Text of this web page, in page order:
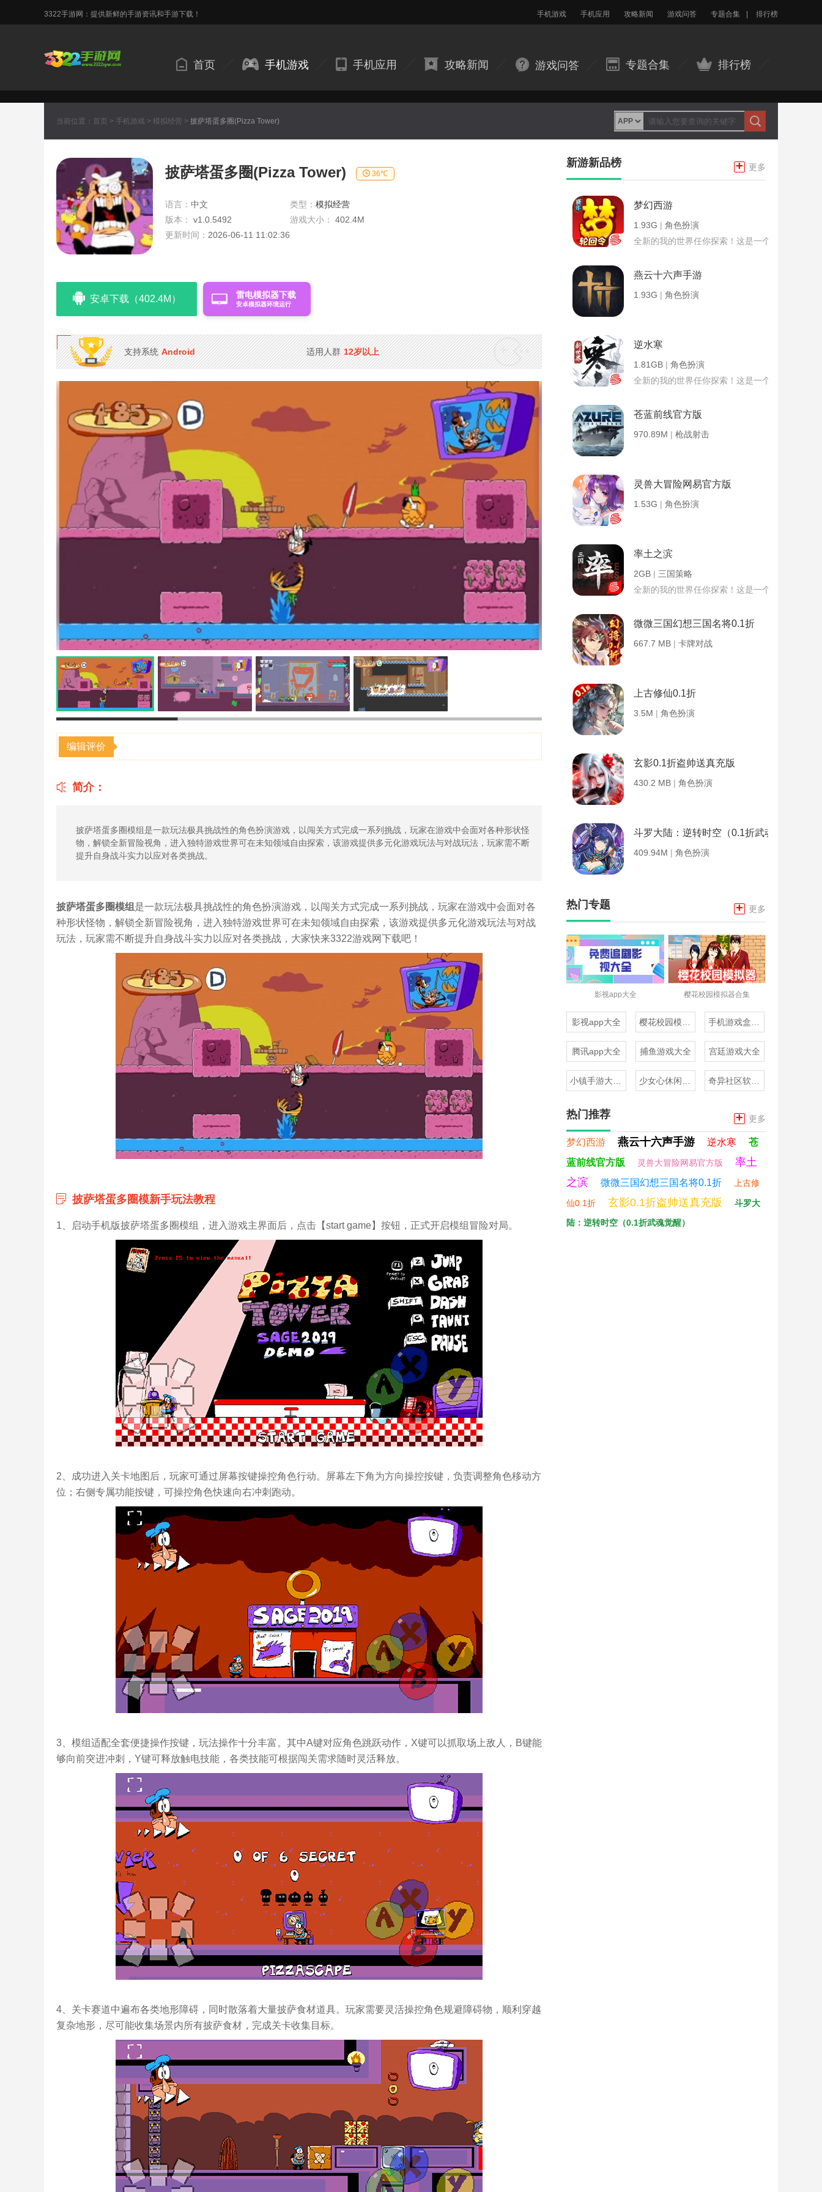
3322手游网：提供新鲜的手游资讯和手游下载！ 手机游戏 手机应用 攻略新闻 游戏问答 专题合集 排行榜
首页 手机游戏 手机应用 攻略新闻 游戏问答 专题合集 排行榜
当前位置： 首页 > 手机游戏 > 模拟经营 > 披萨塔蛋多圈(Pizza Tower)
披萨塔蛋多圈(Pizza Tower) 36℃
语言： 中文 类型： 模拟经营
版本：
v1.0.5492 游戏大小：
402.4M
更新时间： 2026-06-11 11:02:36
安卓下载（402.4M） 雷电模拟器下载
安卓模拟器环境运行
支持系统 Android 适用人群 12岁以上
编辑评价
简介：
披萨塔蛋多圈模组是一款玩法极具挑战性的角色扮演游戏，以闯关方式完成一系列挑战，玩家在游戏中会面对各种形状怪
物，解锁全新冒险视角，进入独特游戏世界可在未知领域自由探索，该游戏提供多元化游戏玩法与对战玩法，玩家需不断
提升自身战斗实力以应对各类挑战。
披萨塔蛋多圈模组 是一款玩法极具挑战性的角色扮演游戏，以闯关方式完成一系列挑战，玩家在游戏中会面对各
种形状怪物，解锁全新冒险视角，进入独特游戏世界可在未知领域自由探索，该游戏提供多元化游戏玩法与对战
玩法，玩家需不断提升自身战斗实力以应对各类挑战，大家快来3322游戏网下载吧！
披萨塔蛋多圈模新手玩法教程
1、启动手机版披萨塔蛋多圈模组，进入游戏主界面后，点击【start game】按钮，正式开启模组冒险对局。
2、成功进入关卡地图后，玩家可通过屏幕按键操控角色行动。屏幕左下角为方向操控按键，负责调整角色移动方
位；右侧专属功能按键，可操控角色快速向右冲刺跑动。
3、模组适配全套便捷操作按键，玩法操作十分丰富。其中A键对应角色跳跃动作，X键可以抓取场上敌人，B键能
够向前突进冲刺，Y键可释放触电技能，各类技能可根据闯关需求随时灵活释放。
4、关卡赛道中遍布各类地形障碍，同时散落着大量披萨食材道具。玩家需要灵活操控角色规避障碍物，顺利穿越
复杂地形，尽可能收集场景内所有披萨食材，完成关卡收集目标。
新游新品榜 + 更多
梦幻西游
1.93G | 角色扮演
全新的我的世界任你探索！这是一个小提示字段。
燕云十六声手游
1.93G | 角色扮演
逆水寒
1.81GB | 角色扮演
全新的我的世界任你探索！这是一个小提示字段。
苍蓝前线官方版
970.89M | 枪战射击
灵兽大冒险网易官方版
1.53G | 角色扮演
率土之滨
2GB | 三国策略
全新的我的世界任你探索！这是一个小提示字段。
微微三国幻想三国名将0.1折
667.7 MB | 卡牌对战
上古修仙0.1折
3.5M | 角色扮演
玄影0.1折盗帅送真充版
430.2 MB | 角色扮演
斗罗大陆：逆转时空（0.1折武魂觉醒）
409.94M | 角色扮演
热门专题 + 更多
影视app大全 樱花校园模拟器合集
影视app大全
腾讯app大全 捕鱼游戏大全 宫廷游戏大全
热门推荐 + 更多
梦幻西游 燕云十六声手游 逆水寒
苍
蓝前线官方版
灵兽大冒险网易官方版
率土
之滨
微微三国幻想三国名将0.1折 上古修
仙0.1折 玄影0.1折盗帅送真充版
斗罗大
陆：逆转时空（0.1折武魂觉醒）